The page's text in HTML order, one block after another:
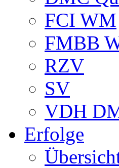
FCI WM
FMBB
RZV
SV
VDH
Erfolge